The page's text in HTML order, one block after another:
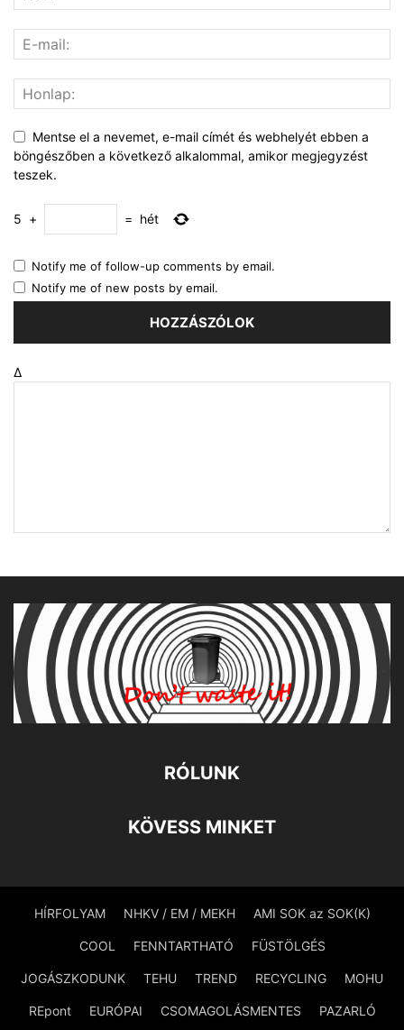
Mentse el a nevemet, e-mail címét és webhelyét ebben a
böngészőben a következő alkalommal, amikor megjegyzést
teszek.
5 + = hét
Notify me of follow-up comments by email.
Notify me of new posts by email.
Δ
RÓLUNK
KÖVESS MINKET
HÍRFOLYAM NHKV / EM / MEKH AMI SOK az SOK(K)
COOL FENNTARTHATÓ FÜSTÖLGÉS
JOGÁSZKODUNK TEHU TREND RECYCLING MOHU
REpont EURÓPAI CSOMAGOLÁSMENTES PAZARLÓ